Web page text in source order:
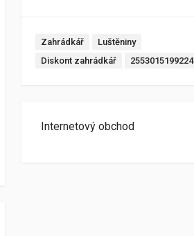
Zahrádkář
Luštěniny
Diskont zahrádkář
2553015199224
Internetový obchod